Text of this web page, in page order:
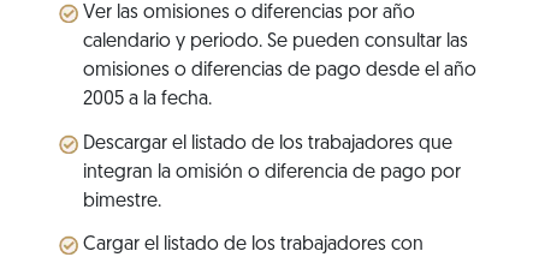
Ver las omisiones o diferencias por año
calendario y periodo. Se pueden consultar las
omisiones o diferencias de pago desde el año
2005 a la fecha.
Descargar el listado de los trabajadores que
integran la omisión o diferencia de pago por
bimestre.
Cargar el listado de los trabajadores con